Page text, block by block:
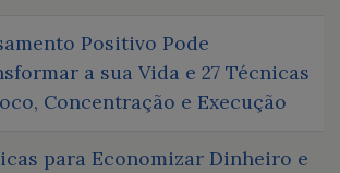
Positivo Pode
a sua Vida e 27 Técnicas
Concentração e Execução
para Economizar Dinheiro e